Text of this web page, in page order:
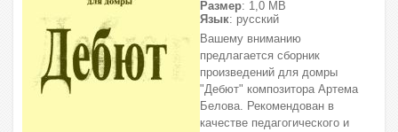
Размер: 1,0 МВ
Язык: русский
Вашему вниманию
предлагается сборник
произведений для домры
"Дебют" композитора Артема
Белова. Рекомендован в
качестве педагогического и